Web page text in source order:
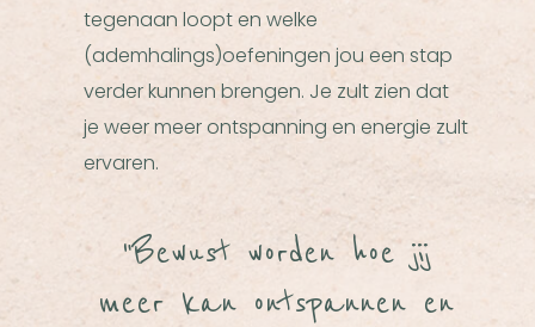
tegenaan loopt en welke
(ademhalings)oefeningen jou een stap
verder kunnen brengen. Je zult zien dat
je weer meer ontspanning en energie zult
ervaren.
"Bewust worden hoe jij
meer kan ontspannen en